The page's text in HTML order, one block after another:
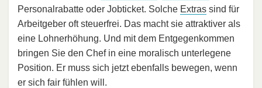
Personalrabatte oder Jobticket. Solche Extras sind für
Arbeitgeber oft steuerfrei. Das macht sie attraktiver als
eine Lohnerhöhung. Und mit dem Entgegenkommen
bringen Sie den Chef in eine moralisch unterlegene
Position. Er muss sich jetzt ebenfalls bewegen, wenn
er sich fair fühlen will.